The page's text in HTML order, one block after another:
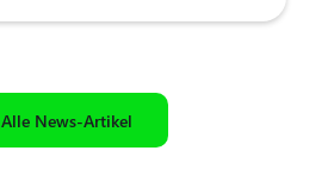
Alle News-Artikel